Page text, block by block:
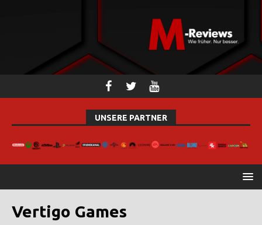
UNSERE PARTNER
Vertigo Games